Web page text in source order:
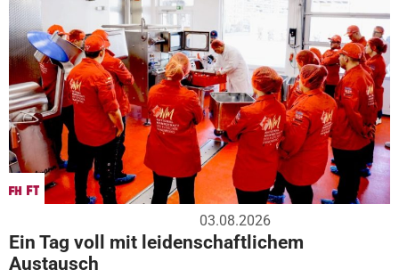
03.08.2026
Ein Tag voll mit leidenschaftlichem
Austausch